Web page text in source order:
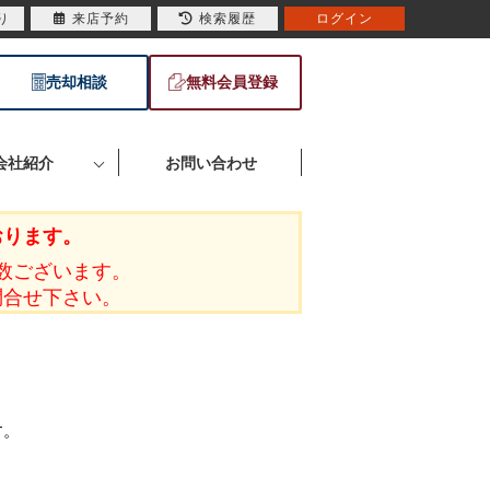
売却相談 無料会員登録
社紹介 お問い合わせ
ます。
ざいます。
せ下さい。
来店予約 検索履歴 ログイン